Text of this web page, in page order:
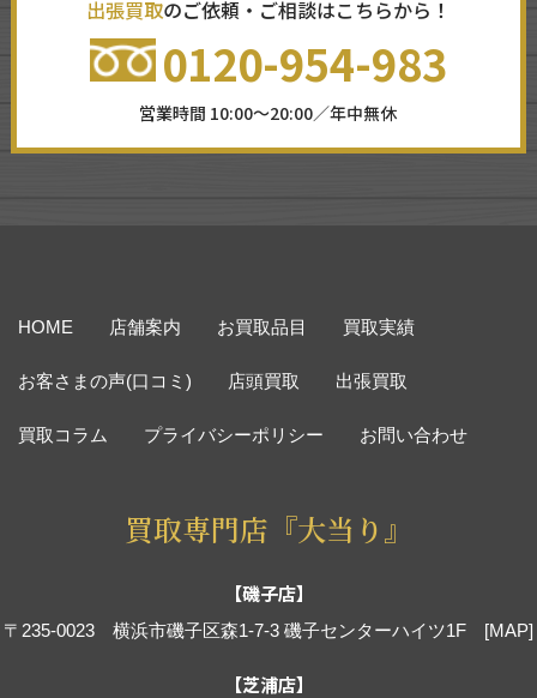
出張買取のご依頼・ご相談はこちらから！
0120-954-983
営業時間 10:00～20:00／年中無休
HOME 店舗案内 お買取品目 買取実績
お客さまの声(口コミ) 店頭買取 出張買取
買取コラム プライバシーポリシー お問い合わせ
買取専門店『大当り』
【磯子店】
〒235-0023 横浜市磯子区森1-7-3 磯子センターハイツ1F [MAP]
【芝浦店】